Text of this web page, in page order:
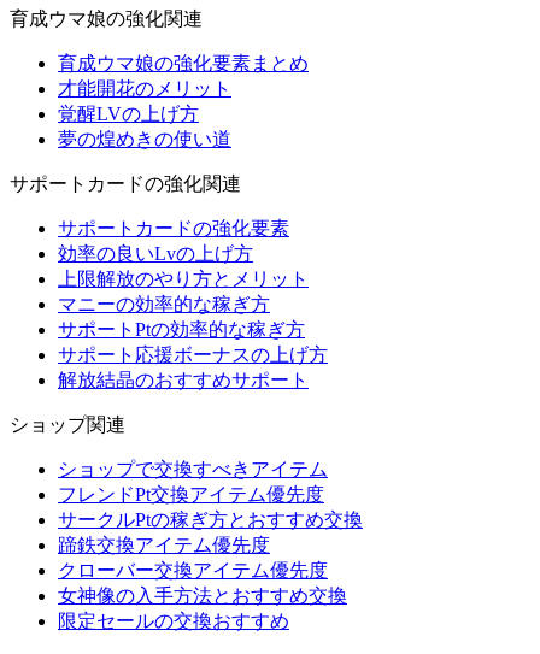
育成ウマ娘の強化関連
育成ウマ娘の強化要素まとめ
才能開花のメリット
覚醒LVの上げ方
夢の煌めきの使い道
サポートカードの強化関連
サポートカードの強化要素
効率の良いLvの上げ方
上限解放のやり方とメリット
マニーの効率的な稼ぎ方
サポートPtの効率的な稼ぎ方
サポート応援ボーナスの上げ方
解放結晶のおすすめサポート
ショップ関連
ショップで交換すべきアイテム
フレンドPt交換アイテム優先度
サークルPtの稼ぎ方とおすすめ交換
蹄鉄交換アイテム優先度
クローバー交換アイテム優先度
女神像の入手方法とおすすめ交換
限定セールの交換おすすめ